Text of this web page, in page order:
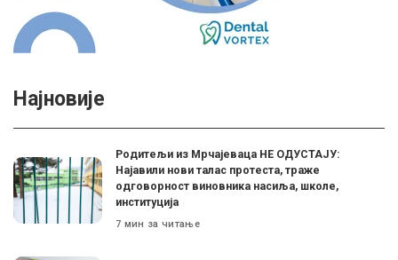
Најновије
Родитељи из Мрчајеваца НЕ ОДУСТАЈУ:
Најавили нови талас протеста, траже
одговорност виновника насиља, школе,
институција
7 мин за читање